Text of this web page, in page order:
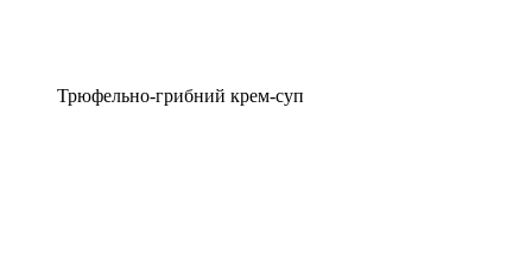
Трюфельно-грибний крем-суп